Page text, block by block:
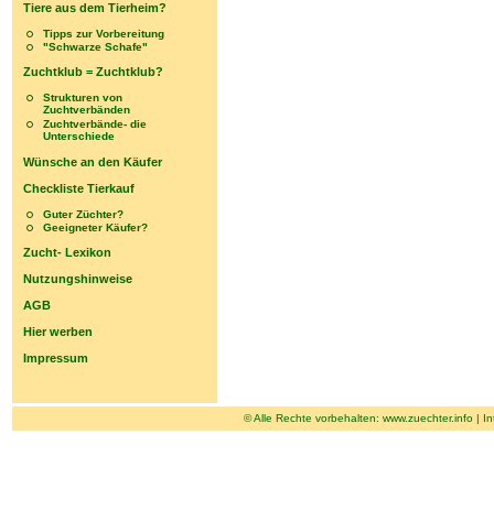
Tiere aus dem Tierheim?
Tipps zur Vorbereitung
"Schwarze Schafe"
Zuchtklub = Zuchtklub?
Strukturen von
Zuchtverbänden
Zuchtverbände- die
Unterschiede
Wünsche an den Käufer
Checkliste Tierkauf
Guter Züchter?
Geeigneter Käufer?
Zucht- Lexikon
Nutzungshinweise
AGB
Hier werben
Impressum
© Alle Rechte vorbehalten: www.zuechter.info |